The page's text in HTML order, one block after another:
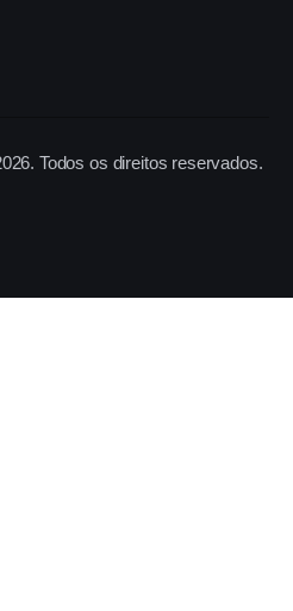
Todos os direitos reservados.